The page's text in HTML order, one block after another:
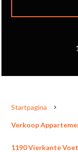
Startpagina
Verkoop
1190 Vierkante